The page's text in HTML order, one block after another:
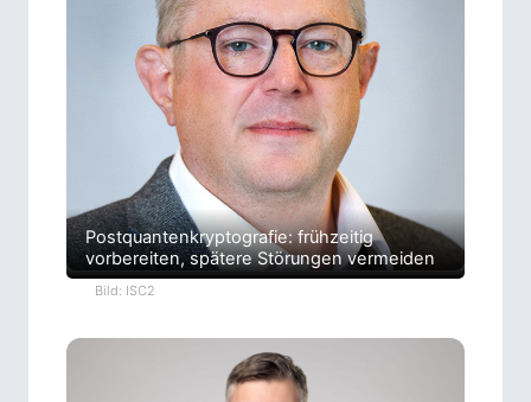
Postquantenkryptografie: frühzeitig
vorbereiten, spätere Störungen vermeiden
Bild: ISC2